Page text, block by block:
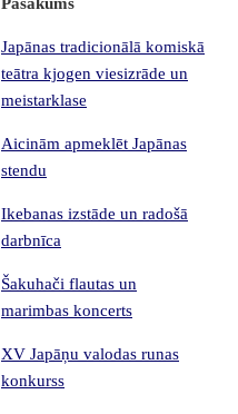
Pasākums
Japānas tradicionālā komiskā
teātra kjogen viesizrāde un
meistarklase
Aicinām apmeklēt Japānas
stendu
Ikebanas izstāde un radošā
darbnīca
Šakuhači flautas un
marimbas koncerts
XV Japāņu valodas runas
konkurss